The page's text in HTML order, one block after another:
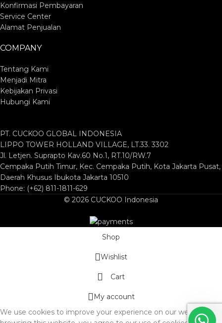
Konfirmasi Pembayaran
Service Center
Alamat Penjualan
COMPANY
Tentang Kami
Menjadi Mitra
Kebijakan Privasi
Hubungi Kami
PT. CUCKOO GLOBAL INDONESIA
LIPPO TOWER HOLLAND VILLAGE, LT.33. 3302
Jl. Letjen. Suprapto Kav.60 No.1, RT.10/RW.7
Cempaka Putih Timur, Kec. Cempaka Putih, Kota Jakarta Pusat,
Daerah Khusus Ibukota Jakarta 10510
Phone: (+62) 811-1811-629
© 2026 CUCKOO Indonesia
Shop
Wishlist
Cart
My account
We use cookies to improve your experience on our website. By